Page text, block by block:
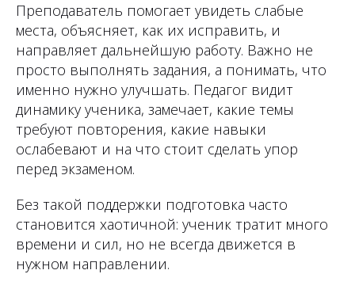
Преподаватель помогает увидеть слабые
места, объясняет, как их исправить, и
направляет дальнейшую работу. Важно не
просто выполнять задания, а понимать, что
именно нужно улучшать. Педагог видит
динамику ученика, замечает, какие темы
требуют повторения, какие навыки
ослабевают и на что стоит сделать упор
перед экзаменом.
Без такой поддержки подготовка часто
становится хаотичной: ученик тратит много
времени и сил, но не всегда движется в
нужном направлении.